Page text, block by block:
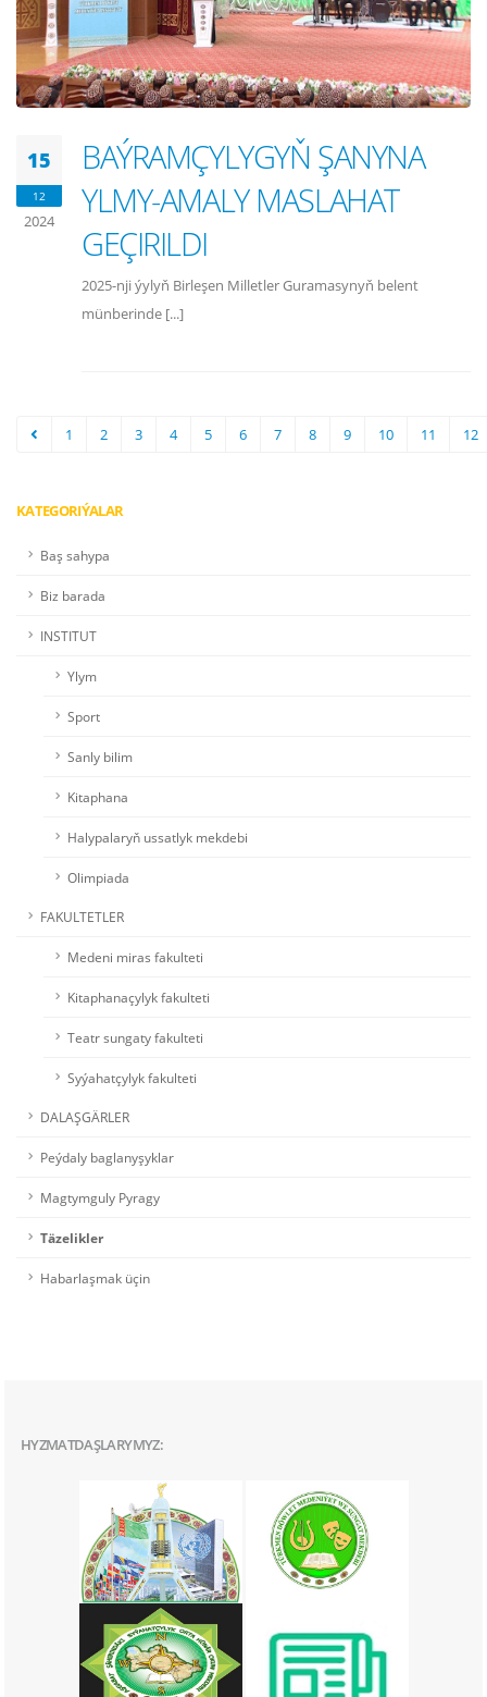
15
12
2024
BAÝRAMÇYLYGYŇ ŞANYNA
YLMY-AMALY MASLAHAT
GEÇIRILDI
2025-nji ýylyň Birleşen Milletler Guramasynyň belent
münberinde [...]
1 2 3 4 5 6 7 8 9 10 11 12
KATEGORIÝALAR
Baş sahypa
Biz barada
INSTITUT
Ylym
Sport
Sanly bilim
Kitaphana
Halypalaryň ussatlyk mekdebi
Olimpiada
FAKULTETLER
Medeni miras fakulteti
Kitaphanaçylyk fakulteti
Teatr sungaty fakulteti
Syýahatçylyk fakulteti
DALAŞGÄRLER
Peýdaly baglanyşyklar
Magtymguly Pyragy
Täzelikler
Habarlaşmak üçin
HYZMATDAŞLARYMYZ: